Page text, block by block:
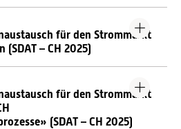
für den Strommarkt
(SDAT – CH 2025)
für den Strommarkt
(SDAT – CH 2025)